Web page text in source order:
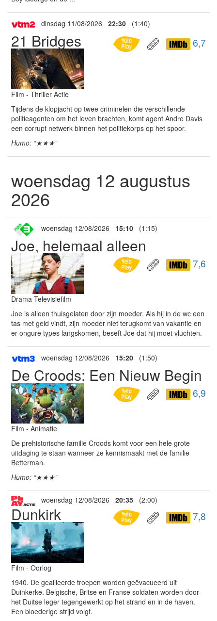
dinsdag 11/08/2026 22:30 (1:40)
21 Bridges 6,7
Film - Thriller Actie
Tijdens de klopjacht op twee criminelen die verschillende
politieagenten om het leven brachten, komt agent Andre Davis
een corrupt netwerk binnen het politiekorps op het spoor.
Humo: “★★★”
woensdag 12 augustus
2026
woensdag 12/08/2026 15:10 (1:15)
Joe, helemaal alleen
7,6
Drama Televisiefilm
Joe is alleen thuisgelaten door zijn moeder. Als hij in de wc een
tas met geld vindt, zijn moeder niet terugkomt van vakantie en
er ongure types langskomen, beseft Joe dat hij moet vluchten.
woensdag 12/08/2026 15:20 (1:50)
De Croods: Een Nieuw Begin
6,9
Film - Animatie
De prehistorische familie Croods komt voor een hele grote
uitdaging te staan wanneer ze kennismaakt met de familie
Betterman.
Humo: “★★★”
woensdag 12/08/2026 20:35 (2:00)
Dunkirk 7,8
Film - Oorlog
1940. De geallieerde troepen worden geëvacueerd uit
Duinkerke. Belgische, Britse en Franse soldaten worden door
het Duitse leger tegengewerkt op het strand en in de haven.
Een bloederige strijd volgt.